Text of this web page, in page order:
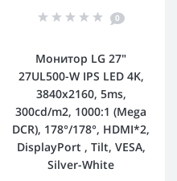
0
Монитор LG 27"
27UL500-W IPS LED 4K,
3840x2160, 5ms,
300cd/m2, 1000:1 (Mega
DCR), 178°/178°, HDMI*2,
DisplayPort , Tilt, VESA,
Silver-White